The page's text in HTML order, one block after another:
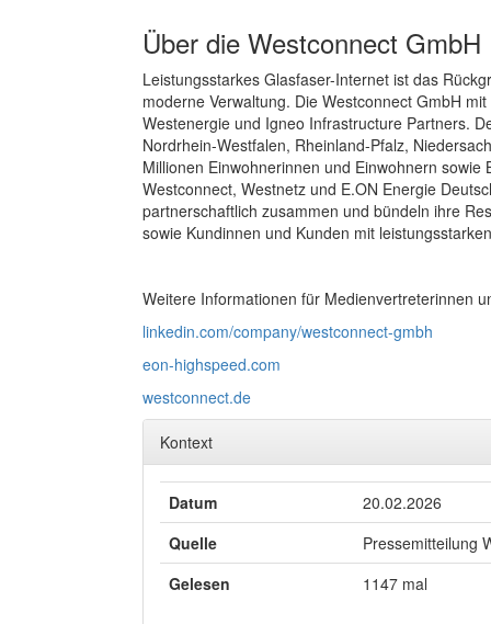
Über die Westconnect GmbH
Leistungsstarkes Glasfaser-Internet ist das
moderne Verwaltung. Die Westconnect GmbH
Westenergie und Igneo Infrastructure Partners.
Nordrhein-Westfalen, Rheinland-Pfalz,
Millionen Einwohnerinnen und Einwohnern
Westconnect, Westnetz und E.ON Energie
partnerschaftlich zusammen und bündeln ihre
sowie Kundinnen und Kunden mit
Weitere Informationen für Medienvertreterinnen
linkedin.com/company/westconnect-gmbh
eon-highspeed.com
westconnect.de
Kontext
Datum
20.02.2026
Quelle
Pressemitteilung
Gelesen
1147 mal